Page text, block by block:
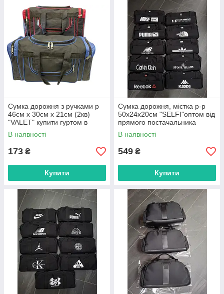
Сумка дорожня з ручками р
46см х 30см х 21см (2кв)
"VALET" купити гуртом в
Одесі на 7 км
В наявності
173 ₴
Купити
Сумка дорожня, містка р-р
50х24х20см "SELFI"оптом від
прямого постачальника
В наявності
549 ₴
Купити